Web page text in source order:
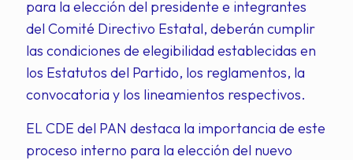
para la elección del presidente e integrantes
del Comité Directivo Estatal, deberán cumplir
las condiciones de elegibilidad establecidas en
los Estatutos del Partido, los reglamentos, la
convocatoria y los lineamientos respectivos.
EL CDE del PAN destaca la importancia de este
proceso interno para la elección del nuevo